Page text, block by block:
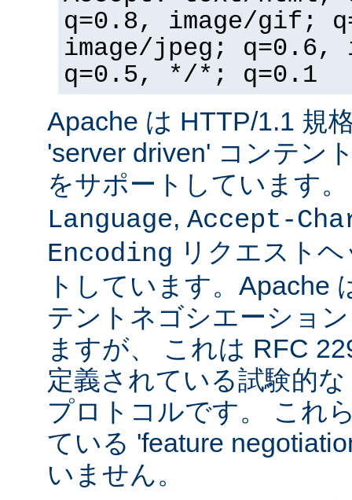
q=0.8, image/gif;
image/jpeg; q=0.6,
q=0.5, */*; q=0.1
Apache は HTTP/1.1 規
'server driven' コンテン
をサポートしています
Language, Accept-
Encoding リクエスト
トしています。Apache
テントネゴシエーショ
ますが、 これは RFC
定義されている試験的
プロトコルです。 これ
ている 'feature
いません。